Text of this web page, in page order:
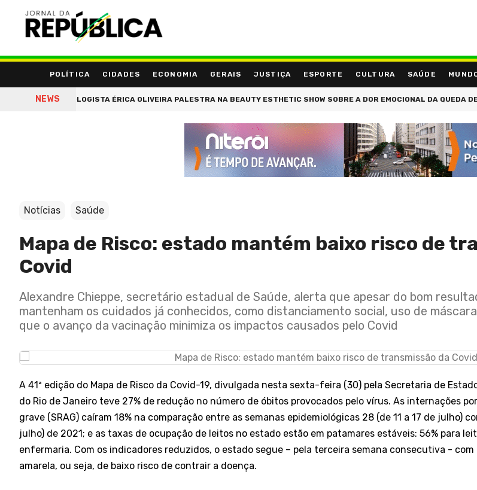
POLÍTICA CIDADES ECONOMIA GERAIS JUSTIÇA ESPORTE CULTURA SAÚDE
NEWS
TRICOLOGISTA ÉRICA OLIVEIRA PALESTRA NA BEAUTY ESTHETIC SHOW SOBRE A DOR EMOCIONAL DA QUEDA DE
Notícias Saúde
Mapa de Risco: estado mantém baixo risco de
Covid
Alexandre Chieppe, secretário estadual de Saúde, alerta que apesar do bom
mantenham os cuidados já conhecidos, como distanciamento social, uso de
que o avanço da vacinação minimiza os impactos causados pelo Covid
A 41ª edição do Mapa de Risco da Covid-19, divulgada nesta sexta-feira (30) pela Secretaria de
do Rio de Janeiro teve 27% de redução no número de óbitos provocados pelo vírus. As internações
grave (SRAG) caíram 18% na comparação entre as semanas epidemiológicas 28 (de 11 a 17 de julho)
julho) de 2021; e as taxas de ocupação de leitos no estado estão em patamares estáveis: 56% para
enfermaria. Com os indicadores reduzidos, o estado segue – pela terceira semana consecutiva -
amarela, ou seja, de baixo risco de contrair a doença.